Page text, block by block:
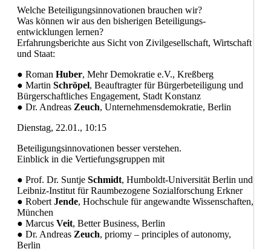
Welche Beteiligungsinnovationen brauchen wir?
Was können wir aus den bisherigen Beteiligungs-
entwicklungen lernen?
Erfahrungsberichte aus Sicht von Zivilgesellschaft, Wirtschaft
und Staat:
● Roman Huber, Mehr Demokratie e.V., Kreßberg
● Martin Schröpel, Beauftragter für Bürgerbeteiligung und
Bürgerschaftliches Engagement, Stadt Konstanz
● Dr. Andreas Zeuch, Unternehmensdemokratie, Berlin
Dienstag, 22.01., 10:15
Beteiligungsinnovationen besser verstehen.
Einblick in die Vertiefungsgruppen mit
● Prof. Dr. Suntje Schmidt, Humboldt-Universität Berlin und
Leibniz-Institut für Raumbezogene Sozialforschung Erkner
● Robert Jende, Hochschule für angewandte Wissenschaften,
München
● Marcus Veit, Better Business, Berlin
● Dr. Andreas Zeuch, priomy – principles of autonomy,
Berlin